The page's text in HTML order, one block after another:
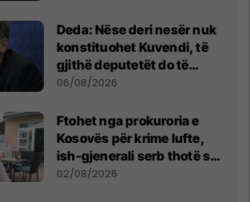
Deda: Nëse deri nesër nuk
konstituohet Kuvendi, të
gjithë deputetët do të
bëjnë shkelje të rëndë
06/08/2026
Ftohet nga prokuroria e
Kosovës për krime lufte,
ish-gjenerali serb thotë se
dikush e tradhtoi në
02/08/2026